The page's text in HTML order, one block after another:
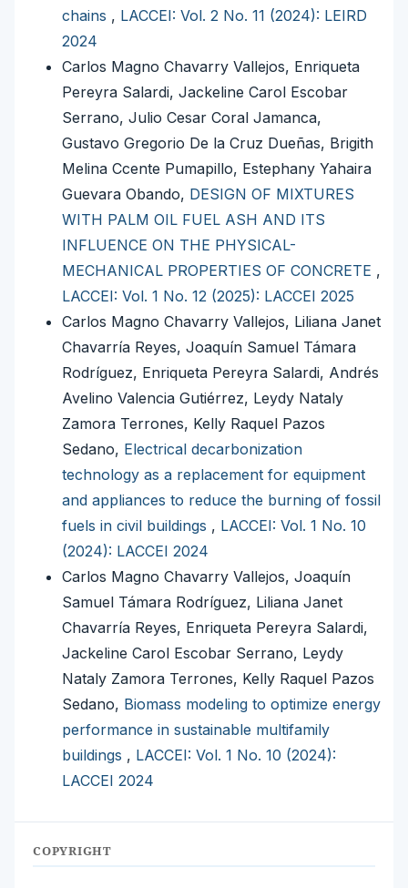
chains , LACCEI: Vol. 2 No. 11 (2024): LEIRD
2024
Carlos Magno Chavarry Vallejos, Enriqueta
Pereyra Salardi, Jackeline Carol Escobar
Serrano, Julio Cesar Coral Jamanca,
Gustavo Gregorio De la Cruz Dueñas, Brigith
Melina Ccente Pumapillo, Estephany Yahaira
Guevara Obando, DESIGN OF MIXTURES
WITH PALM OIL FUEL ASH AND ITS
INFLUENCE ON THE PHYSICAL-
MECHANICAL PROPERTIES OF CONCRETE ,
LACCEI: Vol. 1 No. 12 (2025): LACCEI 2025
Carlos Magno Chavarry Vallejos, Liliana Janet
Chavarría Reyes, Joaquín Samuel Támara
Rodríguez, Enriqueta Pereyra Salardi, Andrés
Avelino Valencia Gutiérrez, Leydy Nataly
Zamora Terrones, Kelly Raquel Pazos
Sedano, Electrical decarbonization
technology as a replacement for equipment
and appliances to reduce the burning of fossil
fuels in civil buildings , LACCEI: Vol. 1 No. 10
(2024): LACCEI 2024
Carlos Magno Chavarry Vallejos, Joaquín
Samuel Támara Rodríguez, Liliana Janet
Chavarría Reyes, Enriqueta Pereyra Salardi,
Jackeline Carol Escobar Serrano, Leydy
Nataly Zamora Terrones, Kelly Raquel Pazos
Sedano, Biomass modeling to optimize energy
performance in sustainable multifamily
buildings , LACCEI: Vol. 1 No. 10 (2024):
LACCEI 2024
COPYRIGHT